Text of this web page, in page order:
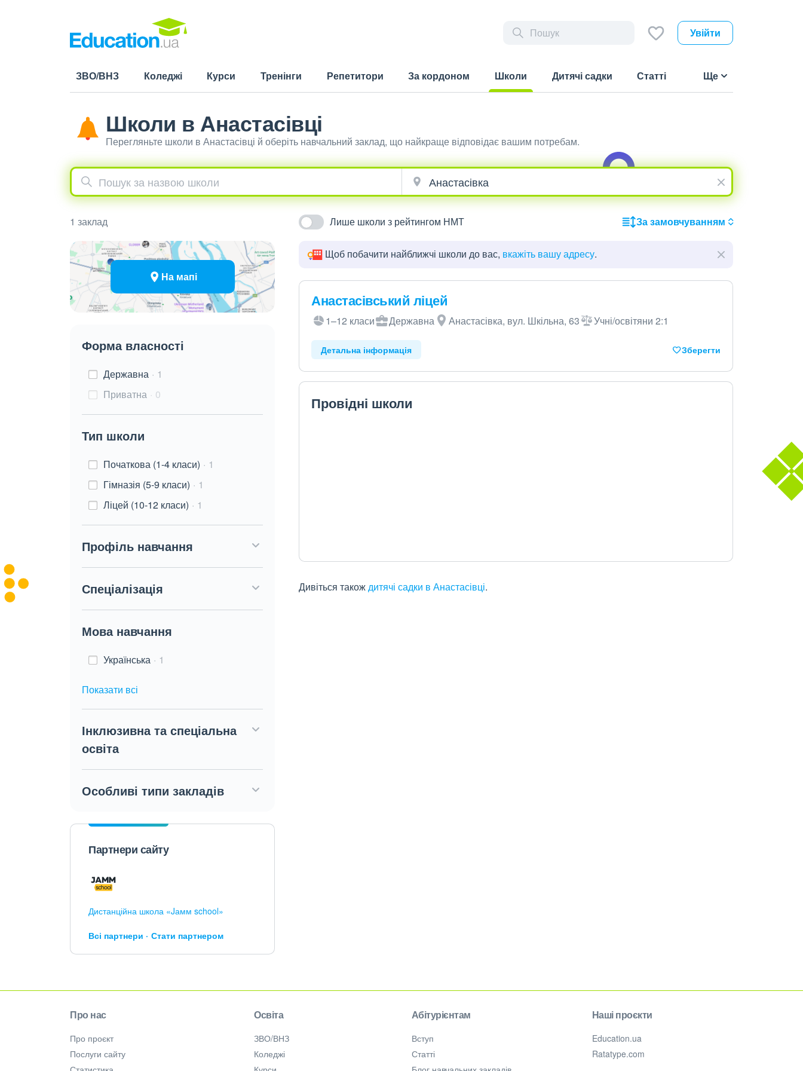
Увійти
ЗВО/ВНЗ Коледжі Курси Тренінги Репетитори За кордоном
Школи
Дитячі садки Статті Ще
Школи в Анастасівці
Перегляньте школи в Анастасівці й оберіть навчальний заклад, що найкраще відповідає вашим потребам.
1 заклад Лише школи з рейтингом НМТ За замовчуванням
На мапі
Форма власності
Державна
1
Приватна
0
Тип школи
Початкова (1-4 класи)
1
Гімназія (5-9 класи)
1
Ліцей (10-12 класи)
1
Профіль навчання
Спеціалізація
Мова навчання
Українська 1
Показати всі
Інклюзивна та спеціальна
освіта
Особливі типи закладів
Партнери сайту
Дистанційна школа «Jамм school»
Всі партнери Стати партнером
Щоб побачити найближчі школи до вас, вкажіть вашу адресу.
Анастасівський ліцей
1–12 класи Державна Анастасівка, вул. Шкільна, 63 Учні/освітяни 2:1
Детальна інформація Зберегти
Провідні школи
Дивіться такождитячі садки в Анастасівці.
Про нас
Про проєкт
Послуги сайту
Освіта
ЗВО/ВНЗ
Коледжі
Абітурієнтам
Вступ
Статті
Наші проєкти
Education.ua
Ratatype.com